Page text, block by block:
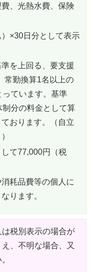
、光熱水費、保険
×30日分として表示
を上回る、要支援
常勤換算1名以上の
ています。基準
制分の料金として算
おります。（自立
て77,000円（税
耗品費等の個人に
ります。
税別表示の場合が
、不明な場合、又